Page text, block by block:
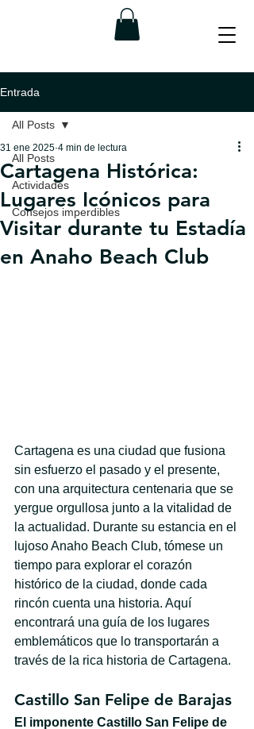
Entrada
All Posts
Actividades
Consejos imperdibles
All Posts
Cartagena Histórica:
Lugares Icónicos para
Visitar durante tu Estadía
en Anaho Beach Club
31 ene 2025 4 min de lectura
Cartagena es una ciudad que fusiona
sin esfuerzo el pasado y el presente,
con una arquitectura centenaria que se
yergue orgullosa junto a la vitalidad de
la actualidad. Durante su estancia en el
lujoso Anaho Beach Club, tómese un
tiempo para explorar el corazón
histórico de la ciudad, donde cada
rincón cuenta una historia. Aquí
encontrará una guía de los lugares
emblemáticos que lo transportarán a
través de la rica historia de Cartagena.
Castillo San Felipe de Barajas
El imponente Castillo San Felipe de